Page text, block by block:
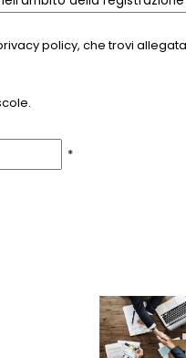
policy, che trovi
*